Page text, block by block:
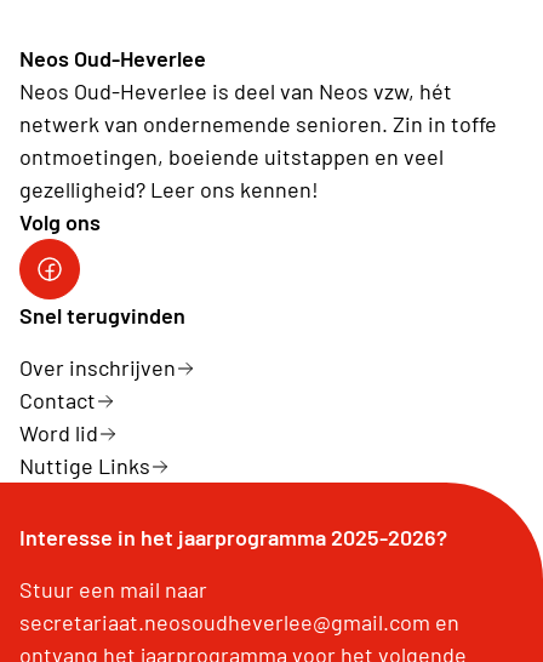
Neos Oud-Heverlee
Neos Oud-Heverlee is deel van Neos vzw, hét
netwerk van ondernemende senioren. Zin in toffe
ontmoetingen, boeiende uitstappen en veel
gezelligheid? Leer ons kennen!
Volg ons
Facebook
Snel terugvinden
Over inschrijven
Contact
Word lid
Nuttige Links
Interesse in het jaarprogramma 2025-2026?
Stuur een mail naar
secretariaat.neosoudheverlee@gmail.com en
ontvang het jaarprogramma voor het volgende